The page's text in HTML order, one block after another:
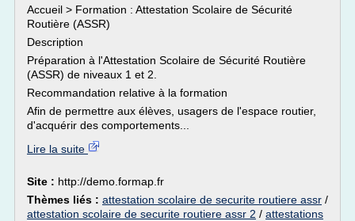
Accueil > Formation : Attestation Scolaire de Sécurité
Routière (ASSR)
Description
Préparation à l'Attestation Scolaire de Sécurité Routière
(ASSR) de niveaux 1 et 2.
Recommandation relative à la formation
Afin de permettre aux élèves, usagers de l'espace routier,
d'acquérir des comportements...
Lire la suite
Site : http://demo.formap.fr
Thèmes liés : attestation scolaire de securite routiere assr /
attestation scolaire de securite routiere assr 2 / attestations